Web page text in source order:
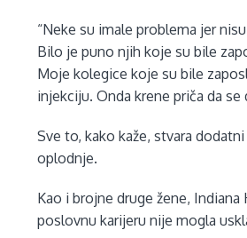
“Neke su imale problema jer
Bilo je puno njih koje su bile
Moje kolegice koje su bile
injekciju. Onda krene priča da
Sve to, kako kaže, stvara
oplodnje.
Kao i brojne druge žene,
poslovnu karijeru nije mogla